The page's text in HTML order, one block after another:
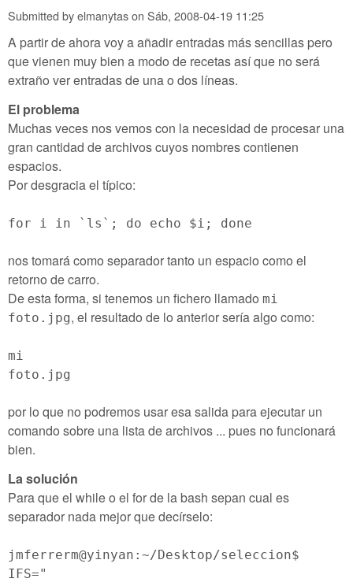
Submitted byelmanytason Sáb, 2008-04-19 11:25
A partir de ahora voy a añadir entradas más sencillas pero
que vienen muy bien a modo de recetas así que no será
extraño ver entradas de una o dos líneas.
El problema
Muchas veces nos vemos con la necesidad de procesar una
gran cantidad de archivos cuyos nombres contienen
espacios.
Por desgracia el típico:
for i in `ls`; do echo $i; done
nos tomará como separador tanto un espacio como el
retorno de carro.
De esta forma, si tenemos un fichero llamado mi
foto.jpg, el resultado de lo anterior sería algo como:
mi
foto.jpg
por lo que no podremos usar esa salida para ejecutar un
comando sobre una lista de archivos ... pues no funcionará
bien.
La solución
Para que el while o el for de la bash sepan cual es
separador nada mejor que decírselo:
jmferrerm@yinyan:~/Desktop/seleccion$
IFS="